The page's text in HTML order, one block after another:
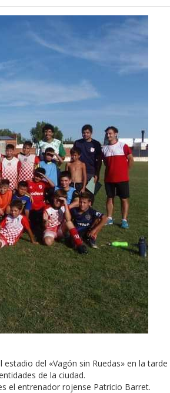
del «Vagón sin Ruedas» en la
de la ciudad.
el entrenador rojense Patricio Barret.